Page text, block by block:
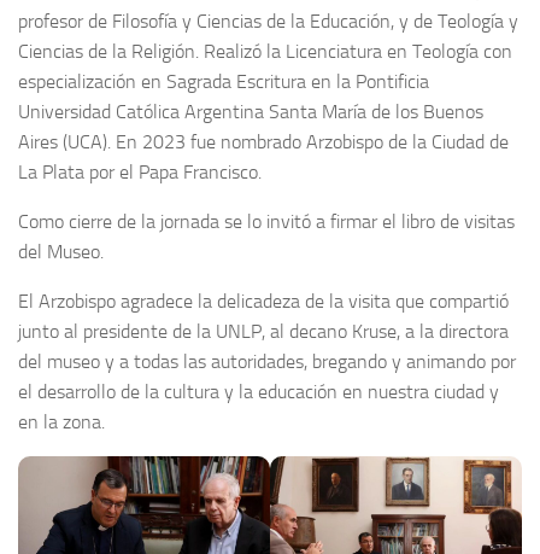
profesor de Filosofía y Ciencias de la Educación, y de Teología y
Ciencias de la Religión. Realizó la Licenciatura en Teología con
especialización en Sagrada Escritura en la Pontificia
Universidad Católica Argentina Santa María de los Buenos
Aires (UCA). En 2023 fue nombrado Arzobispo de la Ciudad de
La Plata por el Papa Francisco.
Como cierre de la jornada se lo invitó a firmar el libro de visitas
del Museo.
El Arzobispo agradece la delicadeza de la visita que compartió
junto al presidente de la UNLP, al decano Kruse, a la directora
del museo y a todas las autoridades, bregando y animando por
el desarrollo de la cultura y la educación en nuestra ciudad y
en la zona.